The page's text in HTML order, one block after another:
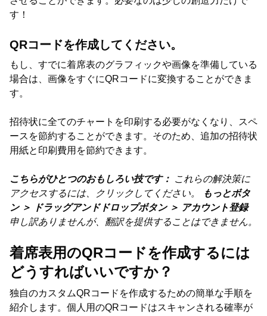
す！
QRコードを作成してください。
もし、すでに着席表のグラフィックや画像を準備している
場合は、画像をすぐにQRコードに変換することができま
す。
招待状に全てのチャートを印刷する必要がなくなり、スペ
ースを節約することができます。そのため、追加の招待状
用紙と印刷費用を節約できます。
こちらがひとつのおもしろい技です： これらの解決策に
アクセスするには、クリックしてください。
もっとボタ
ン ＞ ドラッグアンドドロップボタン ＞ アカウント登録
申し訳ありませんが、翻訳を提供することはできません。
着席表用のQRコードを作成するには
どうすればいいですか？
独自のカスタムQRコードを作成するための簡単な手順を
紹介します。個人用のQRコードはスキャンされる確率が